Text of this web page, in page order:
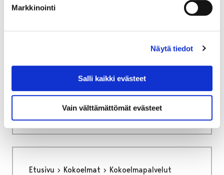
Markkinointi
Näytä tiedot
Salli kaikki evästeet
Vain välttämättömät evästeet
aukioloajat ja hinnat
Näyttelyt Perhoshuone Sinisiipi
Perhoshuone Sinisiipi
Etusivu Kokoelmat Kokoelmapalvelut